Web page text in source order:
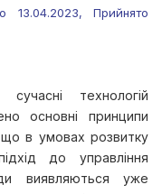
13.04.2023, Прийнято
технологій
основні принципи
що в умовах розвитку
до управління
виявляються уже